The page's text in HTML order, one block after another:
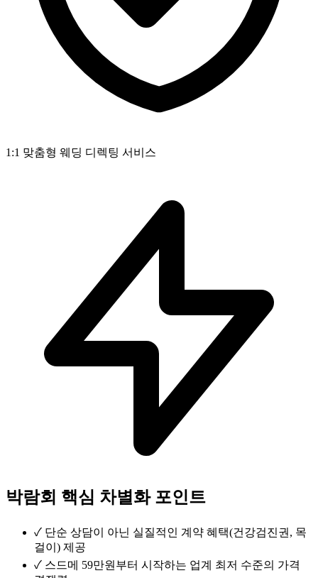
1:1 맞춤형 웨딩 디렉팅 서비스
박람회 핵심 차별화 포인트
✓ 단순 상담이 아닌 실질적인 계약 혜택(건강검진권, 목
걸이) 제공
✓ 스드메 59만원부터 시작하는 업계 최저 수준의 가격